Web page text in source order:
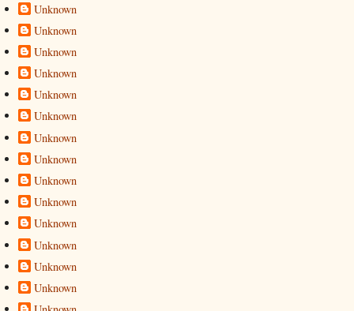
Unknown
Unknown
Unknown
Unknown
Unknown
Unknown
Unknown
Unknown
Unknown
Unknown
Unknown
Unknown
Unknown
Unknown